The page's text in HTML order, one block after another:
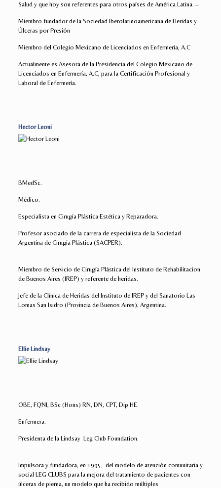
Salud y que hoy son referentes para otros países de América Latina. –
Miembro fundador de la Sociedad Iberolatinoamericana de Heridas y
Úlceras por Presión
Miembro del Colegio Mexicano de Licenciados en Enfermería, A.C
Actualmente es Asesora de la Presidencia del Colegio Mexicano de
Licenciados en Enfermería, A.C, para la Certificación Profesional y
Laboral de Enfermería.
Hector Leoni
BMedSc.
Médico.
Especialista en Cirugía Plástica Estética y Reparadora.
Profesor asociado de la carrera de especialista de la Sociedad
Argentina de Cirugia Plástica (SACPER).
Miembro de Servicio de Cirugía Plástica del Instituto de Rehabilitacion
de Buenos Aires (IREP) y referente de heridas.
Jefe de la Clínica de Heridas del Instituto de IREP y del Sanatorio Las
Lomas San Isidro (Provincia de Buenos Aires), Argentina.
Ellie Lindsay
OBE, FQNI, BSc (Hons) RN, DN, CPT, Dip HE.
Enfermera.
Presidenta de la Lindsay Leg Club Foundation.
Impulsora y fundadora, en 1995, del modelo de atención comunitaria y
social LEG CLUBS para la mejora del tratamiento de pacientes con
úlceras de pierna, un modelo que ha recibido múltiples